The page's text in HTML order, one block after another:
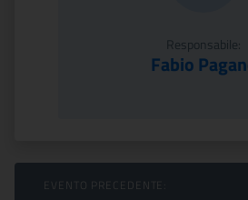
Responsabile:
Fabio
Sfoglia Eventi
EVENTO PRECEDENTE: